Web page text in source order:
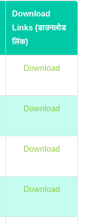
Download
Links (डाउनलोड
लिंक)
Download
Download
Download
Download